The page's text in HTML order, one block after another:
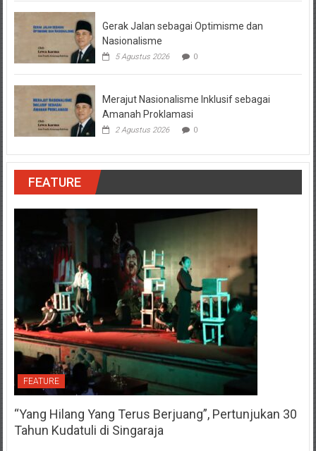
Gerak Jalan sebagai Optimisme dan
Nasionalisme
5 Agustus 2026 0
Merajut Nasionalisme Inklusif sebagai
Amanah Proklamasi
2 Agustus 2026 0
FEATURE
FEATURE
“Yang Hilang Yang Terus Berjuang”, Pertunjukan 30
Tahun Kudatuli di Singaraja